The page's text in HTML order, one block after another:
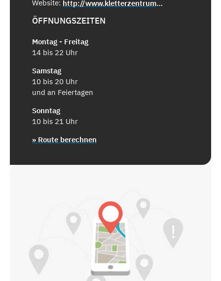
Website:
http://www.kletterzentrum-saarbruecken.de
ÖFFNUNGSZEITEN
Montag - Freitag
14 bis 22 Uhr
Samstag
10 bis 20 Uhr
und an Feiertagen
Sonntag
10 bis 21 Uhr
» Route berechnen